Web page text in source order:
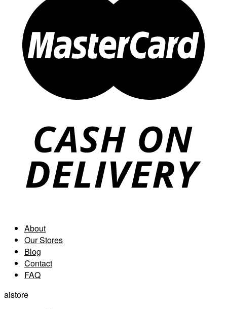
About
Our Stores
Blog
Contact
FAQ
aistore